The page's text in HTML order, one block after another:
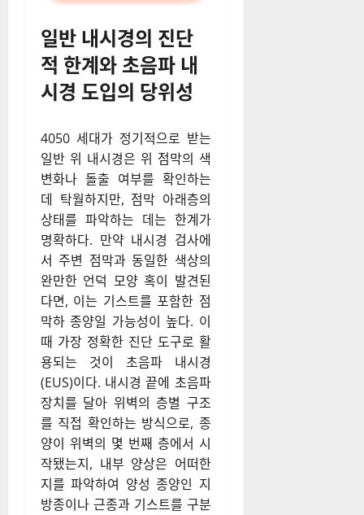
일반 내시경의 진단
적 한계와 초음파 내
시경 도입의 당위성
4050 세대가 정기적으로 받는
일반 위 내시경은 위 점막의 색
변화나 돌출 여부를 확인하는
데 탁월하지만, 점막 아래층의
상태를 파악하는 데는 한계가
명확하다. 만약 내시경 검사에
서 주변 점막과 동일한 색상의
완만한 언덕 모양 혹이 발견된
다면, 이는 기스트를 포함한 점
막하 종양일 가능성이 높다. 이
때 가장 정확한 진단 도구로 활
용되는 것이 초음파 내시경
(EUS)이다. 내시경 끝에 초음파
장치를 달아 위벽의 층별 구조
를 직접 확인하는 방식으로, 종
양이 위벽의 몇 번째 층에서 시
작됐는지, 내부 양상은 어떠한
지를 파악하여 양성 종양인 지
방종이나 근종과 기스트를 구분